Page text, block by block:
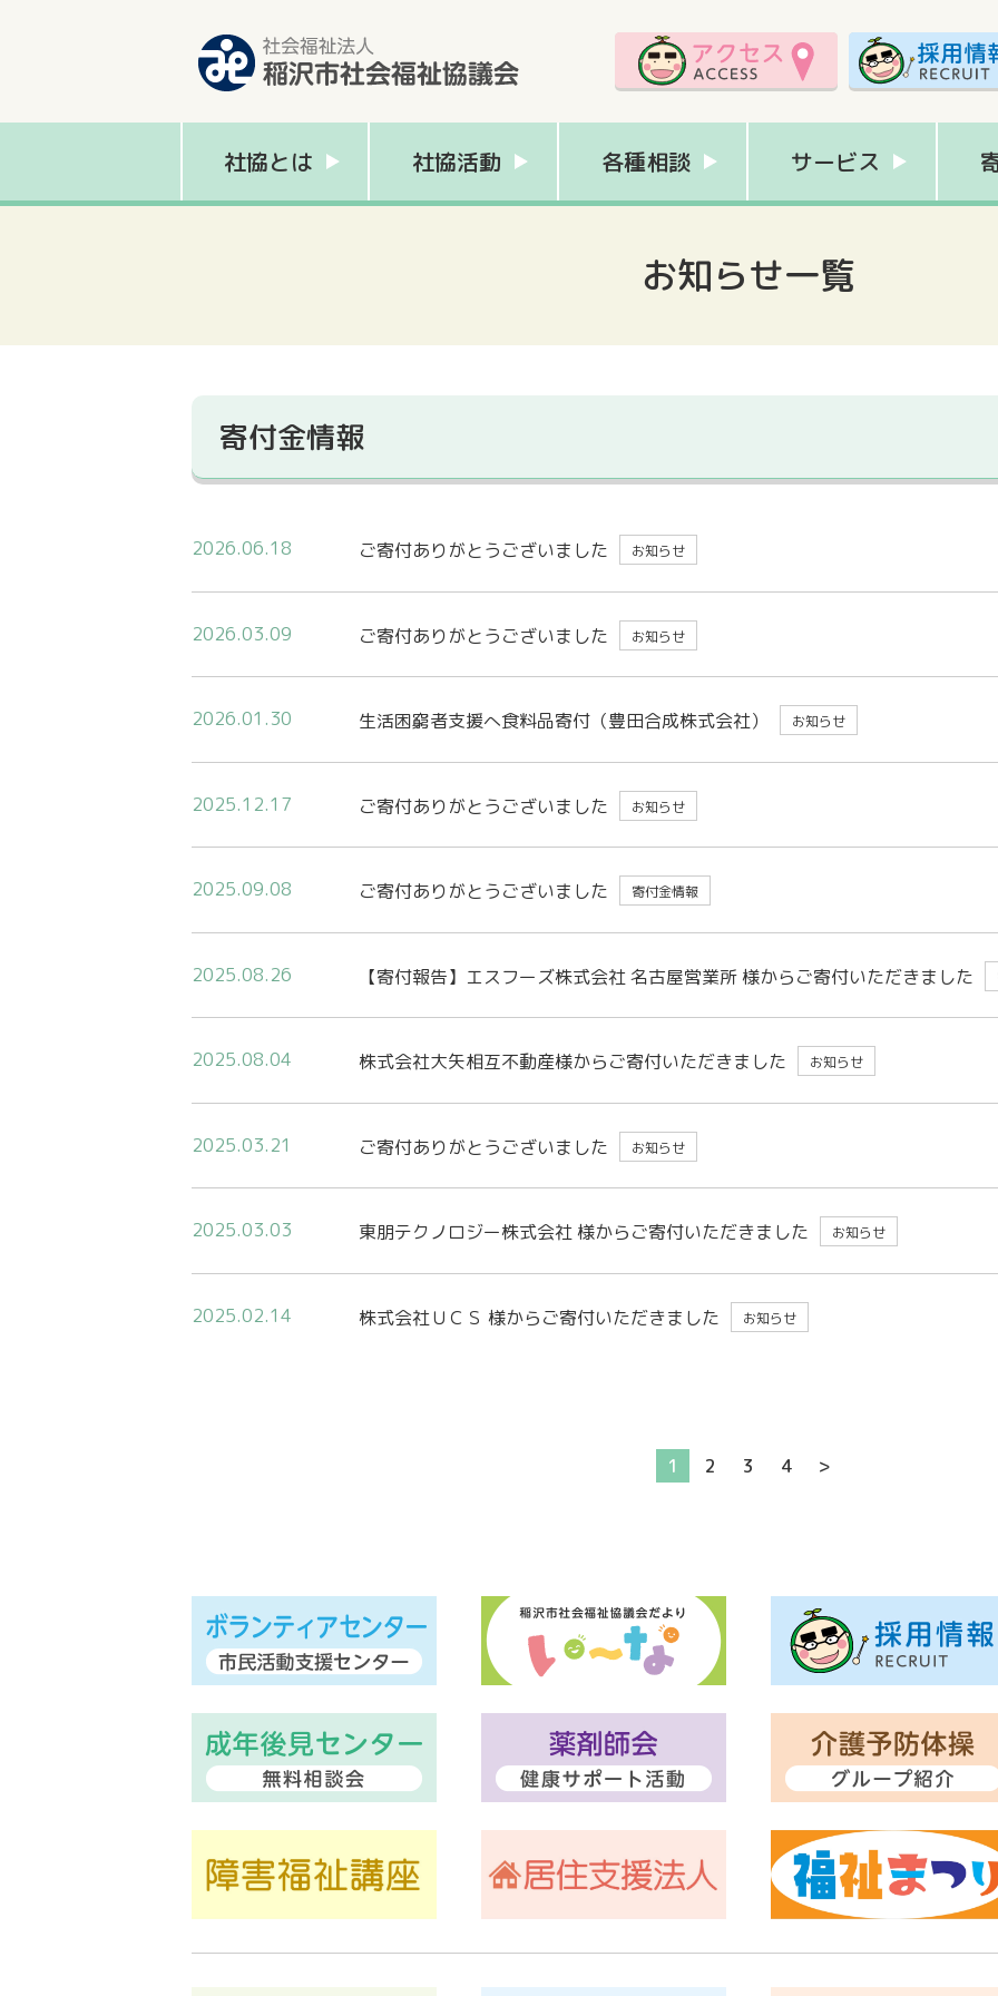
社協とは 社協活動 各種相談 サービス
お知らせ一覧
寄付金情報
2026.06.18 ご寄付ありがとうございました お知らせ
2026.03.09 ご寄付ありがとうございました お知らせ
2026.01.30 生活困窮者支援へ食料品寄付（豊田合成株式会社） お知らせ
2025.12.17 ご寄付ありがとうございました お知らせ
2025.09.08 ご寄付ありがとうございました 寄付金情報
2025.08.26 【寄付報告】エスフーズ株式会社 名古屋営業所 様からご寄付いただきました
2025.08.04 株式会社大矢相互不動産様からご寄付いただきました お知らせ
2025.03.21 ご寄付ありがとうございました お知らせ
2025.03.03 東朋テクノロジー株式会社 様からご寄付いただきました お知らせ
2025.02.14 株式会社ＵＣＳ 様からご寄付いただきました お知らせ
1 2 3 4 >